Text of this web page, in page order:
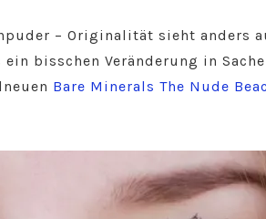
– Originalität sieht anders
bisschen Veränderung in
Bare Minerals The Nude